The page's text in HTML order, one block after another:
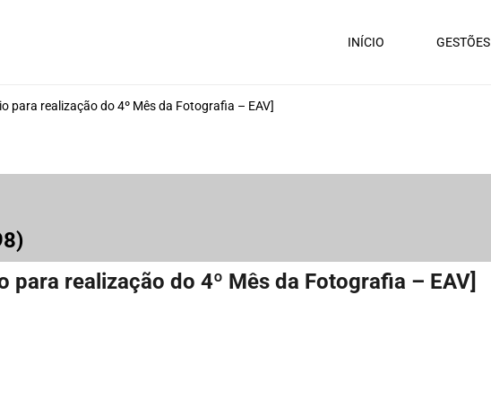
INÍCIO GESTÕES
para realização do 4º Mês da Fotografia – EAV]
para realização do 4º Mês da Fotografia – EAV]